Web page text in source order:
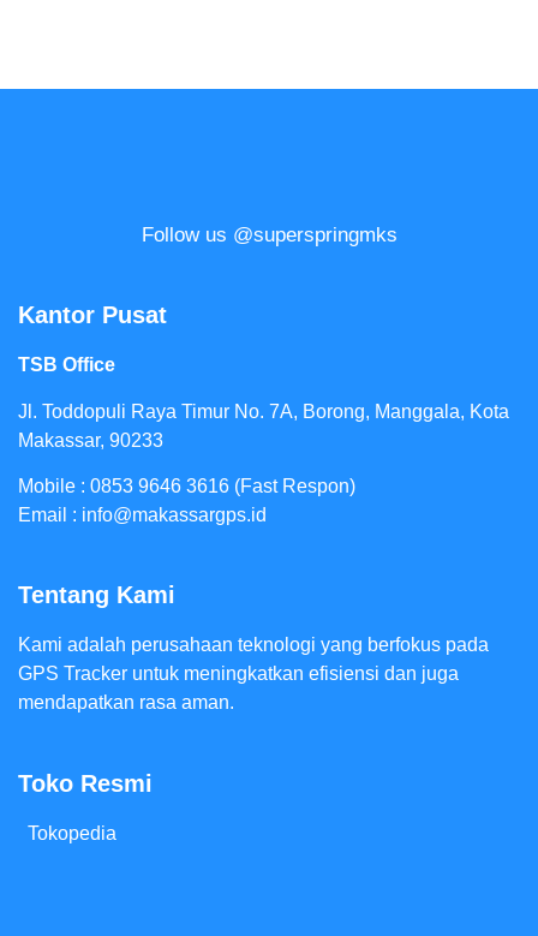
Follow us @superspringmks
Kantor Pusat
TSB Office
Jl. Toddopuli Raya Timur No. 7A, Borong, Manggala, Kota
Makassar, 90233
Mobile : 0853 9646 3616 (Fast Respon)
Email : info@makassargps.id
Tentang Kami
Kami adalah perusahaan teknologi yang berfokus pada
GPS Tracker untuk meningkatkan efisiensi dan juga
mendapatkan rasa aman.
Toko Resmi
Tokopedia